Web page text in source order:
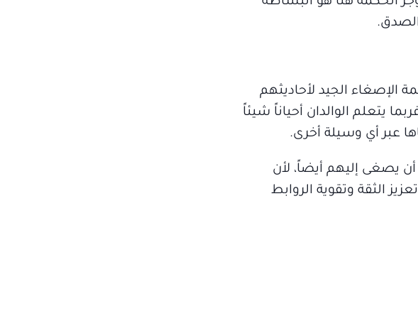
الإصغاء الجيد لأحاديثهم
يتعلم الوالدان أحياناً شيئاً
عبر أي وسيلة أخرى.
أن يصغى إليهم أيضاً، لأن
الثقة وتقوية الروابط